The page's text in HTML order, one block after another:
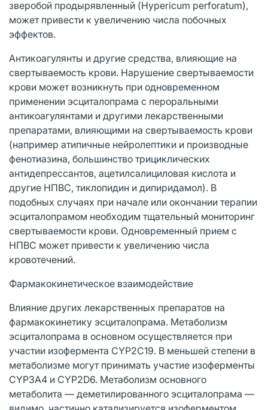
зверобой продырявленный (Hypericum perforatum),
может привести к увеличению числа побочных
эффектов.
Антикоагулянты и другие средства, влияющие на
свертываемость крови. Нарушение свертываемости
крови может возникнуть при одновременном
применении эсциталопрама с пероральными
антикоагулянтами и другими лекарственными
препаратами, влияющими на свертываемость крови
(например атипичные нейролептики и производные
фенотиазина, большинство трициклических
антидепрессантов, ацетилсалициловая кислота и
другие НПВС, тиклопидин и дипиридамол). В
подобных случаях при начале или окончании терапии
эсциталопрамом необходим тщательный мониторинг
свертываемости крови. Одновременный прием с
НПВС может привести к увеличению числа
кровотечений.
Фармакокинетическое взаимодействие
Влияние других лекарственных препаратов на
фармакокинетику эсциталопрама. Метаболизм
эсциталопрама в основном осуществляется при
участии изофермента CYP2C19. В меньшей степени в
метаболизме могут принимать участие изоферменты
CYP3A4 и CYP2D6. Метаболизм основного
метаболита — деметилированного эсциталопрама —